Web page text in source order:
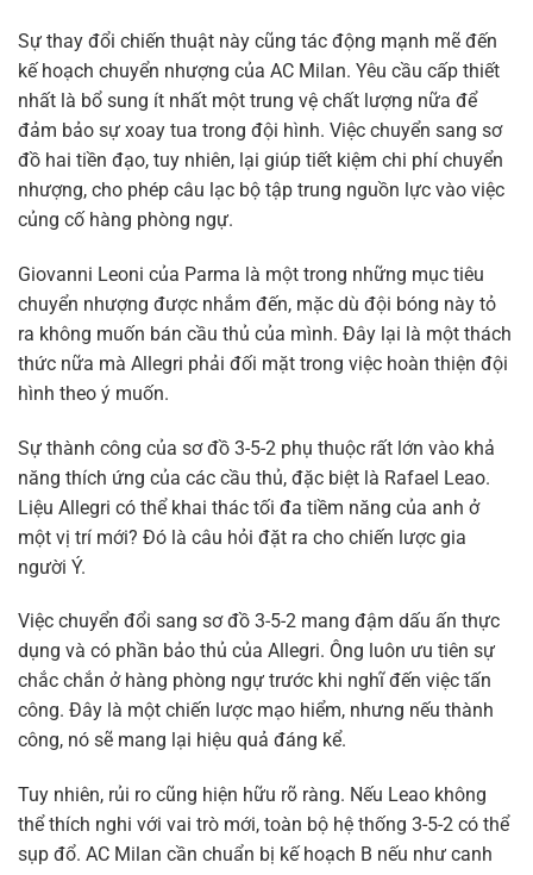
Sự thay đổi chiến thuật này cũng tác động mạnh mẽ đến
kế hoạch chuyển nhượng của AC Milan. Yêu cầu cấp thiết
nhất là bổ sung ít nhất một trung vệ chất lượng nữa để
đảm bảo sự xoay tua trong đội hình. Việc chuyển sang sơ
đồ hai tiền đạo, tuy nhiên, lại giúp tiết kiệm chi phí chuyển
nhượng, cho phép câu lạc bộ tập trung nguồn lực vào việc
củng cố hàng phòng ngự.
Giovanni Leoni của Parma là một trong những mục tiêu
chuyển nhượng được nhắm đến, mặc dù đội bóng này tỏ
ra không muốn bán cầu thủ của mình. Đây lại là một thách
thức nữa mà Allegri phải đối mặt trong việc hoàn thiện đội
hình theo ý muốn.
Sự thành công của sơ đồ 3-5-2 phụ thuộc rất lớn vào khả
năng thích ứng của các cầu thủ, đặc biệt là Rafael Leao.
Liệu Allegri có thể khai thác tối đa tiềm năng của anh ở
một vị trí mới? Đó là câu hỏi đặt ra cho chiến lược gia
người Ý.
Việc chuyển đổi sang sơ đồ 3-5-2 mang đậm dấu ấn thực
dụng và có phần bảo thủ của Allegri. Ông luôn ưu tiên sự
chắc chắn ở hàng phòng ngự trước khi nghĩ đến việc tấn
công. Đây là một chiến lược mạo hiểm, nhưng nếu thành
công, nó sẽ mang lại hiệu quả đáng kể.
Tuy nhiên, rủi ro cũng hiện hữu rõ ràng. Nếu Leao không
thể thích nghi với vai trò mới, toàn bộ hệ thống 3-5-2 có thể
sụp đổ. AC Milan cần chuẩn bị kế hoạch B nếu như canh